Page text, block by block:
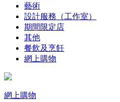
藝術
設計服務（工作室）
期間限定店
其他
餐飲及烹飪
網上購物
網上購物